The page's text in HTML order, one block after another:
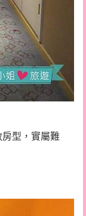
型，實屬難